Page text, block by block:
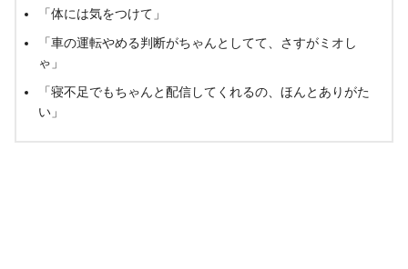
「体には気をつけて」
「車の運転やめる判断がちゃんとしてて、さすがミオし
ゃ」
「寝不足でもちゃんと配信してくれるの、ほんとありがた
い」